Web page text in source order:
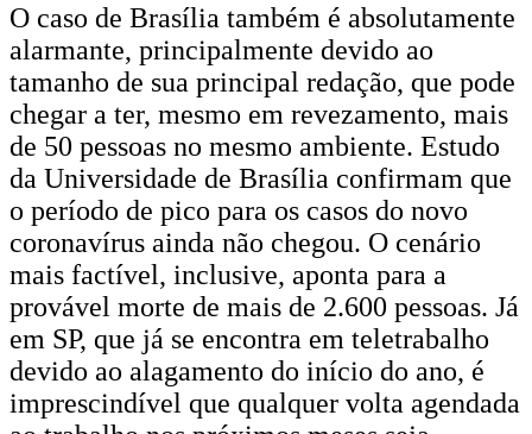
O caso de Brasília também é absolutamente
alarmante, principalmente devido ao
tamanho de sua principal redação, que pode
chegar a ter, mesmo em revezamento, mais
de 50 pessoas no mesmo ambiente. Estudo
da Universidade de Brasília confirmam que
o período de pico para os casos do novo
coronavírus ainda não chegou. O cenário
mais factível, inclusive, aponta para a
provável morte de mais de 2.600 pessoas. Já
em SP, que já se encontra em teletrabalho
devido ao alagamento do início do ano, é
imprescindível que qualquer volta agendada